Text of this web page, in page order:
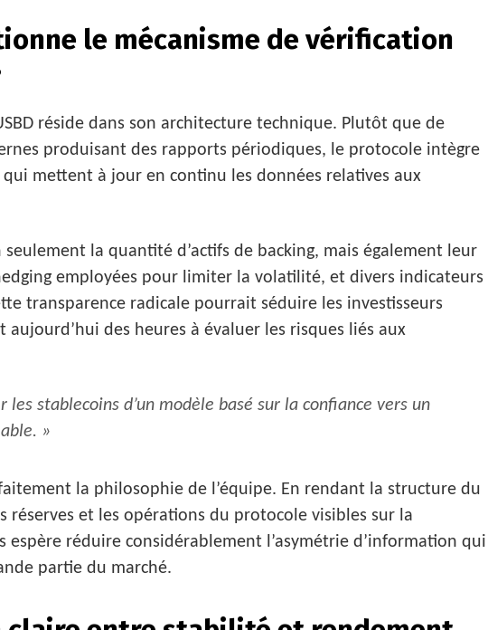
le mécanisme de vérification
réside dans son architecture technique. Plutôt que de
produisant des rapports périodiques, le protocole intègre
qui mettent à jour en continu les données relatives aux
la quantité d’actifs de backing, mais également leur
employées pour limiter la volatilité, et divers indicateurs
transparence radicale pourrait séduire les investisseurs
des heures à évaluer les risques liés aux
les stablecoins d’un modèle basé sur la confiance vers un
»
la philosophie de l’équipe. En rendant la structure du
réserves et les opérations du protocole visibles sur la
espère réduire considérablement l’asymétrie d’information qui
partie du marché.